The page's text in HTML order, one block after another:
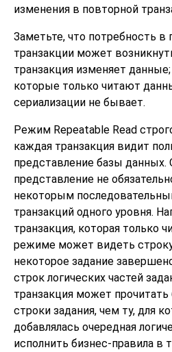
изменения в повторной
Заметьте, что потребность в
транзакции может
транзакция изменяет
которые только читают
сериализации не бывает.
Режим Repeatable Read
каждая транзакция видит
представление базы данных.
представление не
некоторым
транзакций одного уровня.
транзакция, которая только
режиме может видеть
некоторое задание
строк логических частей
транзакция может
строки задания, чем ту, для
добавлялась очередная
исполнить бизнес-правила в